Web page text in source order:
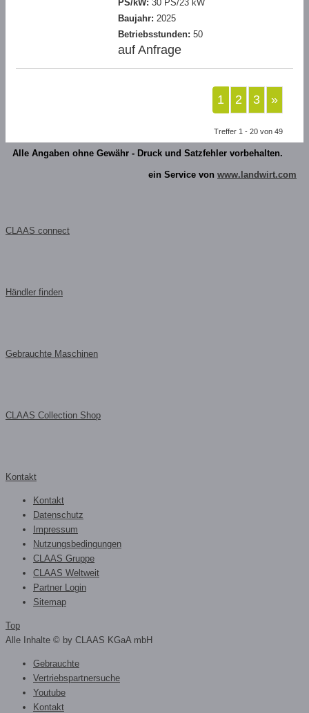
PS/kW: 30 PS/23 kW
Baujahr: 2025
Betriebsstunden: 50
auf Anfrage
1 2 3 »
Treffer 1 - 20 von 49
Alle Angaben ohne Gewähr - Druck und Satzfehler vorbehalten.
ein Service von www.landwirt.com
CLAAS connect
Händler finden
Gebrauchte Maschinen
CLAAS Collection Shop
Kontakt
Kontakt
Datenschutz
Impressum
Nutzungsbedingungen
CLAAS Gruppe
CLAAS Weltweit
Partner Login
Sitemap
Top
Alle Inhalte © by CLAAS KGaA mbH
Gebrauchte
Vertriebspartnersuche
Youtube
Kontakt